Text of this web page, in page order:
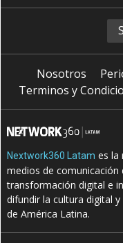
Nosotros
Terminos y
Nextwork360 Latam es la
medios de
transformación digital e
difundir la cultura digital
de América Latina.